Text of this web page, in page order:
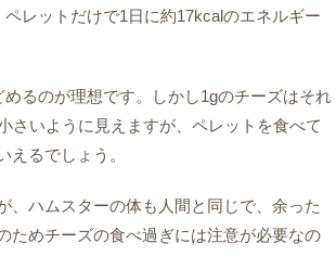
レットだけで1日に約17kcalのエネルギー
るのが理想です。しかし1gのチーズはそれ
さいように見えますが、ペレットを食べて
るでしょう。
、ハムスターの体も人間と同じで、余った
ためチーズの食べ過ぎには注意が必要なの